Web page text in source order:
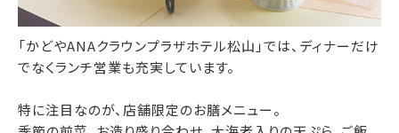
「かどやANAクラウンプラザホテル松山」では、ディナーだけ
でなくランチ営業も充実しています。
特に注目なのが、店舗限定のお膳メニュー。